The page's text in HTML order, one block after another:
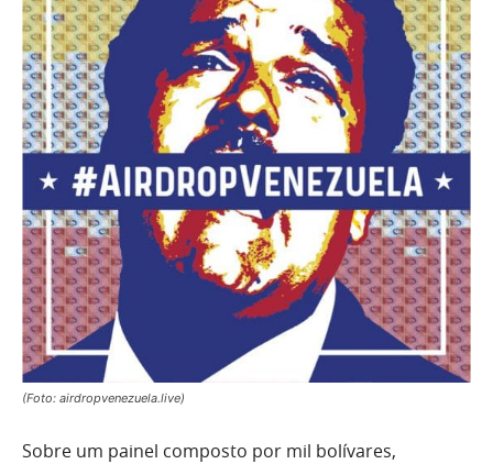
(Foto: airdropvenezuela.live)
Sobre um painel composto por mil bolívares,